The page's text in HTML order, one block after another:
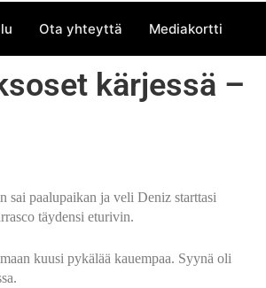
Ota yhteyttä Mediakortti
kärjessä –
sai paalupaikan ja veli Deniz starttasi
täydensi eturivin.
kuusi pykälää kauempaa. Syynä oli